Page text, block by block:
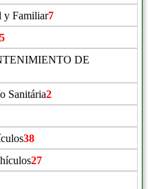
y Familiar7
5
DE
Sanitária2
38
27